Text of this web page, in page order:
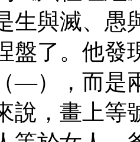
生與滅、愚
盤了。他發
—），而是
說，畫上等